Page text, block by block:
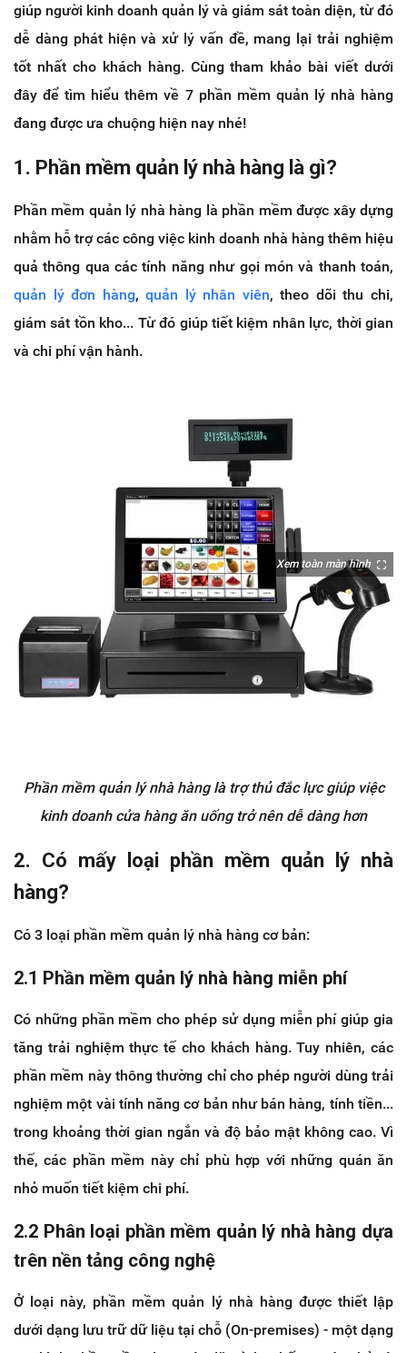
giúp người kinh doanh quản lý và giám sát toàn diện, từ đó
dễ dàng phát hiện và xử lý vấn đề, mang lại trải nghiệm
tốt nhất cho khách hàng. Cùng tham khảo bài viết dưới
đây để tìm hiểu thêm về 7 phần mềm quản lý nhà hàng
đang được ưa chuộng hiện nay nhé!
1. Phần mềm quản lý nhà hàng là gì?
Phần mềm quản lý nhà hàng là phần mềm được xây dựng
nhằm hỗ trợ các công việc kinh doanh nhà hàng thêm hiệu
quả thông qua các tính năng như gọi món và thanh toán,
quản lý đơn hàng,quản lý nhân viên, theo dõi thu chi,
giám sát tồn kho... Từ đó giúp tiết kiệm nhân lực, thời gian
và chi phí vận hành.
Xem toàn màn hình
Phần mềm quản lý nhà hàng là trợ thủ đắc lực giúp việc
kinh doanh cửa hàng ăn uống trở nên dễ dàng hơn
2. Có mấy loại phần mềm quản lý nhà
hàng?
Có 3 loại phần mềm quản lý nhà hàng cơ bản:
2.1 Phần mềm quản lý nhà hàng miễn phí
Có những phần mềm cho phép sử dụng miễn phí giúp gia
tăng trải nghiệm thực tế cho khách hàng. Tuy nhiên, các
phần mềm này thông thường chỉ cho phép người dùng trải
nghiệm một vài tính năng cơ bản như bán hàng, tính tiền...
trong khoảng thời gian ngắn và độ bảo mật không cao. Vì
thế, các phần mềm này chỉ phù hợp với những quán ăn
nhỏ muốn tiết kiệm chi phí.
2.2 Phân loại phần mềm quản lý nhà hàng dựa
trên nền tảng công nghệ
Ở loại này, phần mềm quản lý nhà hàng được thiết lập
dưới dạng lưu trữ dữ liệu tại chỗ (On-premises) - một dạng